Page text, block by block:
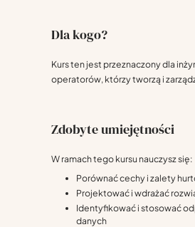
Dla kogo?
Kurs ten jest przeznaczony dla
operatorów, którzy tworzą i
Zdobyte umiejętności
W ramach tego kursu nauczysz się:
Porównać cechy i zalety
Projektować i wdrażać
Identyfikować i stosować
danych